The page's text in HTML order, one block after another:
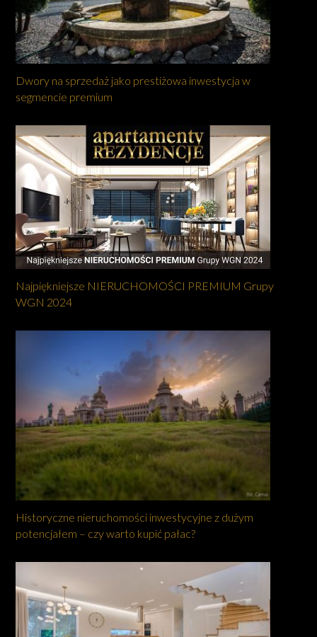
Dwory na sprzedaż jako prestiżowa inwestycja w
segmencie premium
Najpiękniejsze NIERUCHOMOŚCI PREMIUM Grupy
WGN 2024
Historyczne nieruchomości inwestycyjne z dużym
potencjałem – czy warto kupić pałac?